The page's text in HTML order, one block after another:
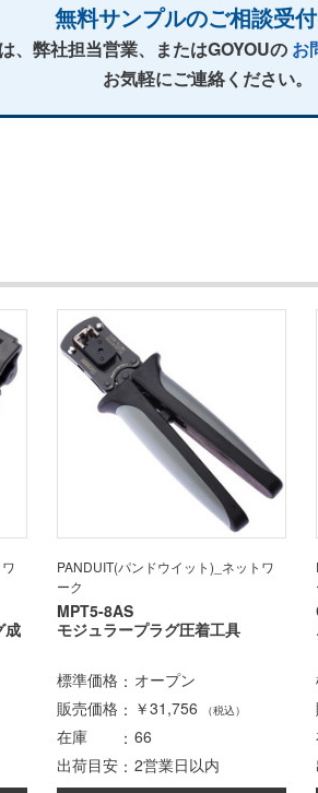
無料サンプルのご相談受付
、弊社担当営業、またはGOYOUの お
お気軽にご連絡ください。
成
PANDUIT(パンドウイット)_ネットワ
ーク
MPT5-8AS
モジュラープラグ圧着工具
標準価格
オープン
販売価格
￥31,756 （税込）
在庫
66
出荷目安
2営業日以内